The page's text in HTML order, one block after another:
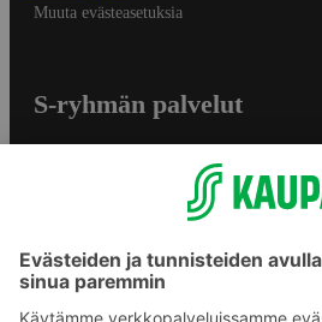
Muuta evästeasetuksia
S-ryhmän palvelut
Yhteishyvä Ruoka -sovellus
S-ostoslista -sovellus
Prisma.fi